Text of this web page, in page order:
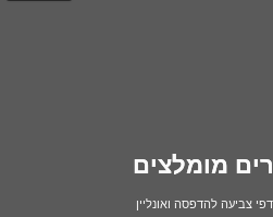
מומלצים
צביעה להדפסה ואונליין